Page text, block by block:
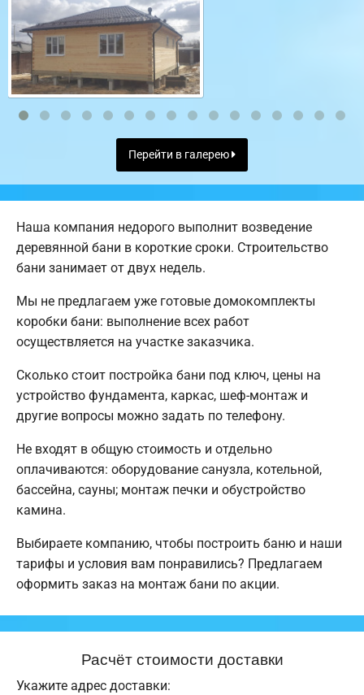
Перейти в галерею
Наша компания недорого выполнит возведение
деревянной бани в короткие сроки. Строительство
бани занимает от двух недель.
Мы не предлагаем уже готовые домокомплекты
коробки бани: выполнение всех работ
осуществляется на участке заказчика.
Сколько стоит постройка бани под ключ, цены на
устройство фундамента, каркас, шеф-монтаж и
другие вопросы можно задать по телефону.
Не входят в общую стоимость и отдельно
оплачиваются: оборудование санузла, котельной,
бассейна, сауны; монтаж печки и обустройство
камина.
Выбираете компанию, чтобы построить баню и наши
тарифы и условия вам понравились? Предлагаем
оформить заказ на монтаж бани по акции.
Расчёт стоимости доставки
Укажите адрес доставки: